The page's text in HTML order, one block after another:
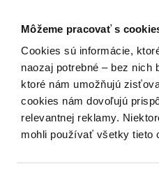
Môžeme pracovať s
Cookies sú informácie,
naozaj potrebné – bez nich
ktoré nám umožňujú
cookies nám dovoľujú
relevantnej reklamy.
mohli používať všetky tieto
Petkovič
Dušan Petkovič